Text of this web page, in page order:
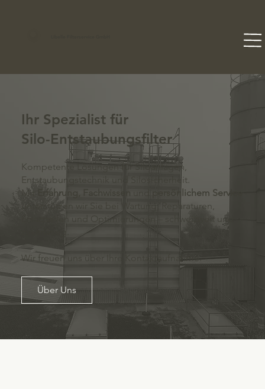
Ihr Spezialist für
Silo-Entstaubungsfilter
Kompetente Lösungen für Siloanlagen,
Entstaubungstechnik und Silosicherheit.
Mit
Erfahrung, Fachwissen
persönlichem Service
unterstützen wir Sie bei Wartung, Reparaturen,
Ersatzteilen und Optimierungen – schweizweit und
Wir freuen uns über Ihre Kontaktaufnahme.
Über Uns